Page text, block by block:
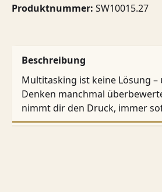
Produktnummer: SW10015.27
Beschreibung
Multitasking ist keine Lösung –
Denken manchmal
nimmt dir den Druck, immer